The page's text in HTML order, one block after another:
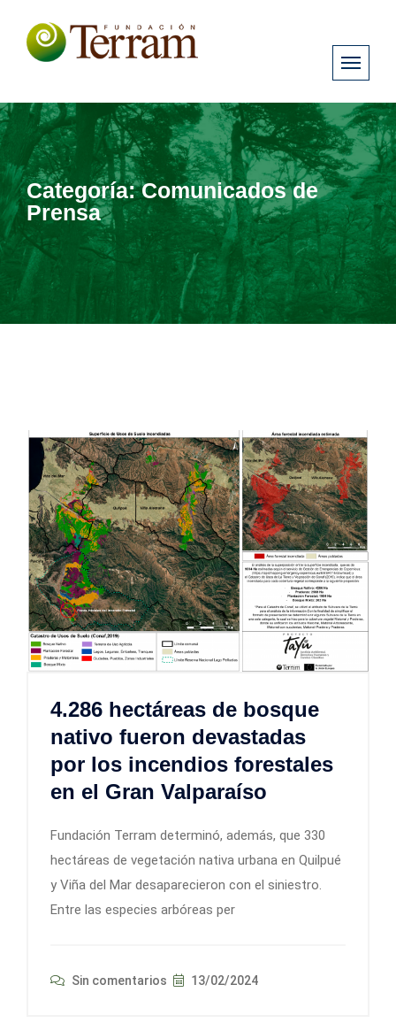
Categoría:Comunicados de
Prensa
4.286 hectáreas de bosque
nativo fueron devastadas
por los incendios forestales
en el Gran Valparaíso
Fundación Terram determinó, además, que 330
hectáreas de vegetación nativa urbana en Quilpué
y Viña del Mar desaparecieron con el siniestro.
Entre las especies arbóreas per
Sin comentarios 13/02/2024